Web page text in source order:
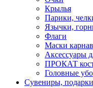
Крылья
Парики,
Язычки,
Флаги
Маски
Аксессуары
ПРОКАТ
Головные
Сувениры,